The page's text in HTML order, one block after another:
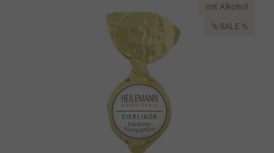
mit Alkohol
% SALE %